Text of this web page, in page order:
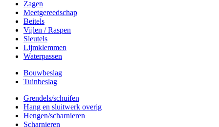
Zagen
Meetgereedschap
Beitels
Vijlen / Raspen
Sleutels
Lijmklemmen
Waterpassen
Bouwbeslag
Tuinbeslag
Grendels/schuifen
Hang en sluitwerk overig
Hengen/scharnieren
Scharnieren